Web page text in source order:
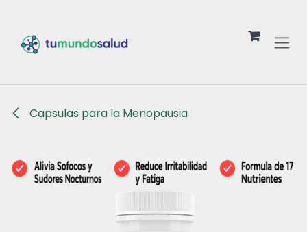
Capsulas para la Menopausia